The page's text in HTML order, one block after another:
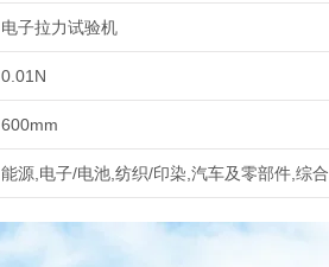
电子拉力试验机
0.01N
600mm
能源,电子/电池,纺织/印染,汽车及零部件,综合